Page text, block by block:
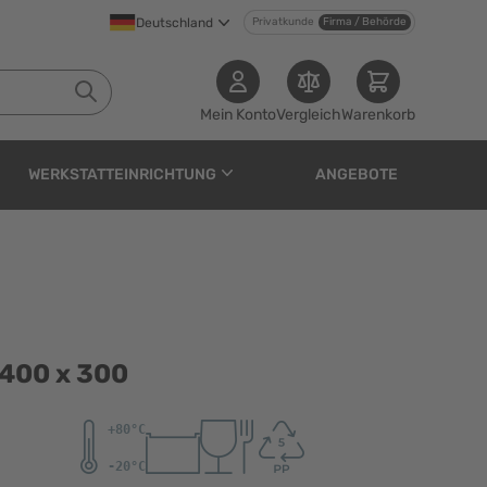
Deutschland Privatkunde Firma / Behörde
Mein KontoVergleichWarenkorb
WERKSTATTEINRICHTUNG ANGEBOTE
x 300